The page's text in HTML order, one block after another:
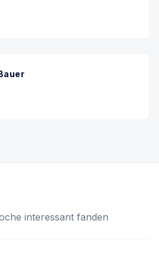
interessant fanden